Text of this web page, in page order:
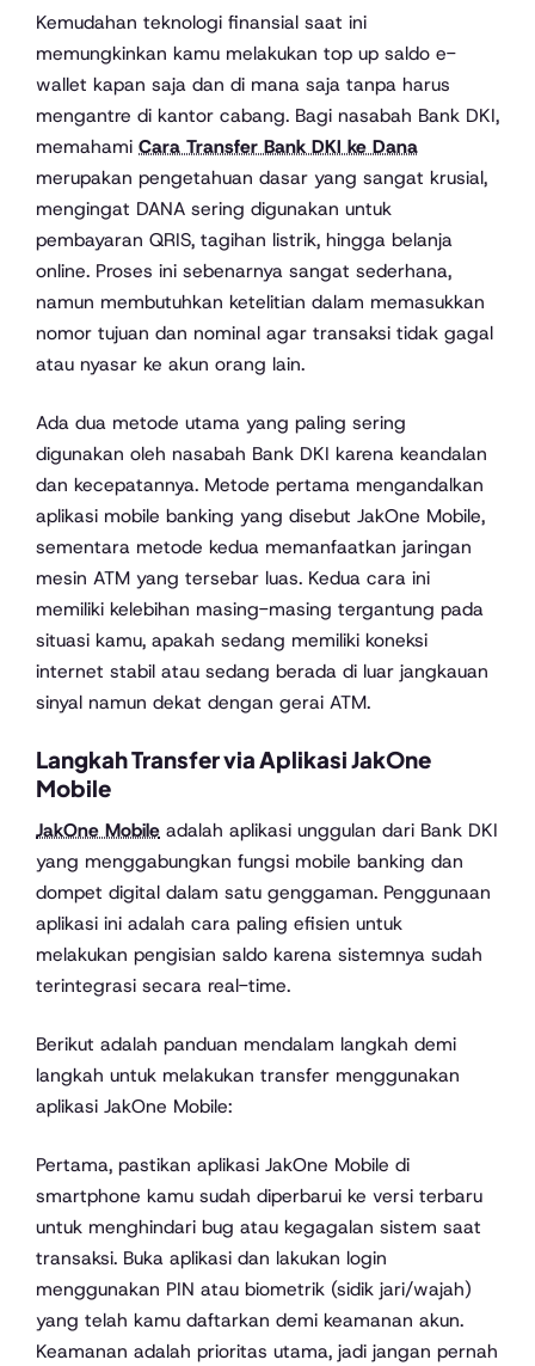
Kemudahan teknologi finansial saat ini
memungkinkan kamu melakukan top up saldo e-
wallet kapan saja dan di mana saja tanpa harus
mengantre di kantor cabang. Bagi nasabah Bank DKI,
memahami Cara Transfer Bank DKI ke Dana
merupakan pengetahuan dasar yang sangat krusial,
mengingat DANA sering digunakan untuk
pembayaran QRIS, tagihan listrik, hingga belanja
online. Proses ini sebenarnya sangat sederhana,
namun membutuhkan ketelitian dalam memasukkan
nomor tujuan dan nominal agar transaksi tidak gagal
atau nyasar ke akun orang lain.
Ada dua metode utama yang paling sering
digunakan oleh nasabah Bank DKI karena keandalan
dan kecepatannya. Metode pertama mengandalkan
aplikasi mobile banking yang disebut JakOne Mobile,
sementara metode kedua memanfaatkan jaringan
mesin ATM yang tersebar luas. Kedua cara ini
memiliki kelebihan masing-masing tergantung pada
situasi kamu, apakah sedang memiliki koneksi
internet stabil atau sedang berada di luar jangkauan
sinyal namun dekat dengan gerai ATM.
Langkah Transfer via Aplikasi JakOne
Mobile
JakOne Mobile adalah aplikasi unggulan dari Bank DKI
yang menggabungkan fungsi mobile banking dan
dompet digital dalam satu genggaman. Penggunaan
aplikasi ini adalah cara paling efisien untuk
melakukan pengisian saldo karena sistemnya sudah
terintegrasi secara real-time.
Berikut adalah panduan mendalam langkah demi
langkah untuk melakukan transfer menggunakan
aplikasi JakOne Mobile:
Pertama, pastikan aplikasi JakOne Mobile di
smartphone kamu sudah diperbarui ke versi terbaru
untuk menghindari bug atau kegagalan sistem saat
transaksi. Buka aplikasi dan lakukan login
menggunakan PIN atau biometrik (sidik jari/wajah)
yang telah kamu daftarkan demi keamanan akun.
Keamanan adalah prioritas utama, jadi jangan pernah